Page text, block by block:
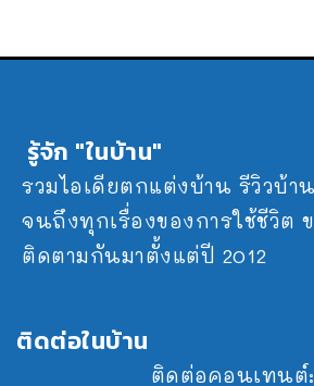
รู้จัก "ในบ้าน"
รวมไอเดียตกแต่งบ้าน รีวิวบ้า
จนถึงทุกเรื่องของการใช้ชีวิ
ติดตามกันมาตั้งแต่ปี 2012
ติดต่อในบ้าน
ติดต่อคอนเทนต์